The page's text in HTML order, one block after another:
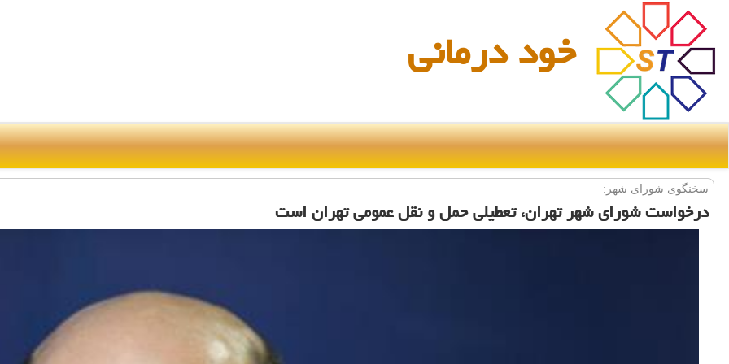
خود درمانی
سخنگوی شورای شهر:
درخواست شورای شهر تهران، تعطیلی حمل و نقل عمومی تهران است